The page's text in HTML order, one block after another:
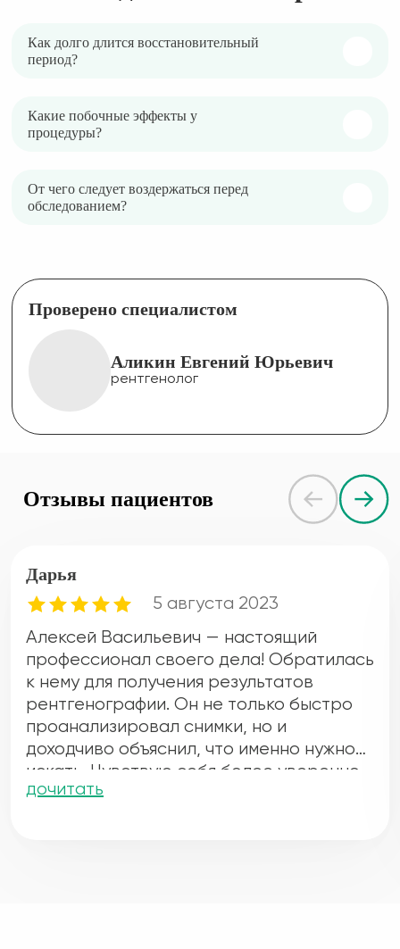
Как долго длится восстановительный
период?
Какие побочные эффекты у
процедуры?
От чего следует воздержаться перед
обследованием?
Проверено специалистом
Аликин Евгений Юрьевич
рентгенолог
Отзывы пациентов
Дарья
5 августа 2023
Алексей Васильевич — настоящий
профессионал своего дела! Обратилась
к нему для получения результатов
рентгенографии. Он не только быстро
проанализировал снимки, но и
доходчиво объяснил, что именно нужно
искать. Чувствую себя более уверенно
после его рекомендаций. Большое
дочитать